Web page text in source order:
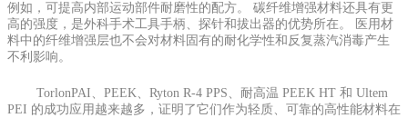
例如，可提高内部运动部件耐磨性的配方。 碳纤维增强材料还具有更
高的强度，是外科手术工具手柄、探针和拔出器的优势所在。 医用材
料中的纤维增强层也不会对材料固有的耐化学性和反复蒸汽消毒产生
不利影响。
TorlonPAI、PEEK、Ryton R-4 PPS、耐高温 PEEK HT 和 Ultem
PEI 的成功应用越来越多，证明了它们作为轻质、可靠的高性能材料在